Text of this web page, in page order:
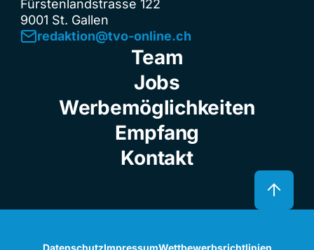
Fürstenlandstrasse 122
9001 St. Gallen
redaktion@tvo-online.ch
Team
Jobs
Werbemöglichkeiten
Empfang
Kontakt